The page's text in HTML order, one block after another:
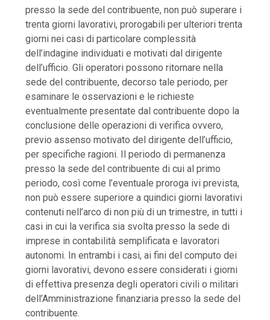
presso la sede del contribuente, non può superare i
trenta giorni lavorativi, prorogabili per ulteriori trenta
giorni nei casi di particolare complessità
dell’indagine individuati e motivati dal dirigente
dell’ufficio. Gli operatori possono ritornare nella
sede del contribuente, decorso tale periodo, per
esaminare le osservazioni e le richieste
eventualmente presentate dal contribuente dopo la
conclusione delle operazioni di verifica ovvero,
previo assenso motivato del dirigente dell’ufficio,
per specifiche ragioni. Il periodo di permanenza
presso la sede del contribuente di cui al primo
periodo, così come l’eventuale proroga ivi prevista,
non può essere superiore a quindici giorni lavorativi
contenuti nell’arco di non più di un trimestre, in tutti i
casi in cui la verifica sia svolta presso la sede di
imprese in contabilità semplificata e lavoratori
autonomi. In entrambi i casi, ai fini del computo dei
giorni lavorativi, devono essere considerati i giorni
di effettiva presenza degli operatori civili o militari
dell’Amministrazione finanziaria presso la sede del
contribuente.